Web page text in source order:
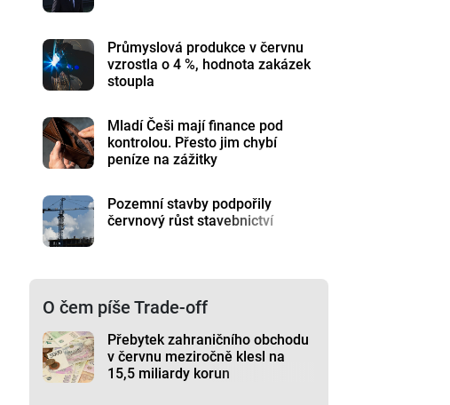
Průmyslová produkce v červnu
vzrostla o 4 %, hodnota zakázek
stoupla
Mladí Češi mají finance pod
kontrolou. Přesto jim chybí
peníze na zážitky
Pozemní stavby podpořily
červnový růst stavebnictví
O čem píše Trade-off
Přebytek zahraničního obchodu
v červnu meziročně klesl na
15,5 miliardy korun